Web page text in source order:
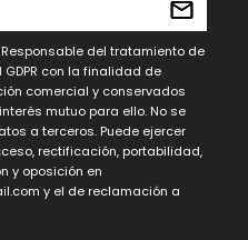
Responsable del tratamiento de
con la finalidad de
comercial y conservados
mutuo para ello. No se
a terceros. Puede ejercer
rectificación, portabilidad,
y oposición en
y el de reclamación a